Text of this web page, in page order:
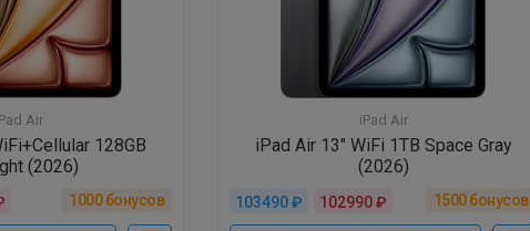
Air
128GB
(2026)
1000бонусов
iPad Air
iPad Air 13" WiFi 1TB Space Gray
(2026)
103490 ₽ 102990 ₽ 1500бонусов